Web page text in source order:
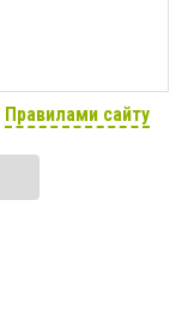
Правилами сайту